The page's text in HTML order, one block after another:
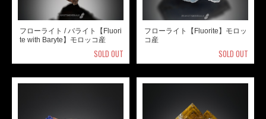
フローライト / バライト【Fluori
te with Baryte】モロッコ産
SOLD OUT
フローライト【Fluorite】モロッ
コ産
SOLD OUT